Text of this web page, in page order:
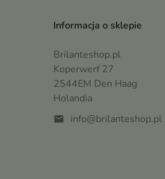
Informacja o sklepie
Brilanteshop.pl
Koperwerf 27
2544EM Den Haag
Holandia
mail info@brilanteshop.pl